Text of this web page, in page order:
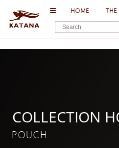
HOME
COLLECTION
POUCH